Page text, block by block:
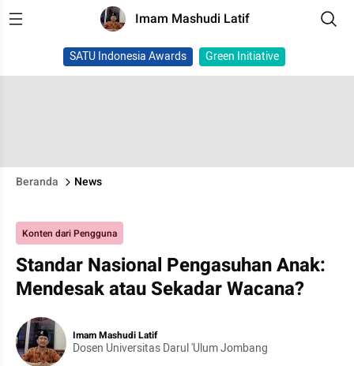
Imam Mashudi Latif
SATU Indonesia Awards Green Initiative
Beranda News
Konten dari Pengguna
Standar Nasional Pengasuhan Anak:
Mendesak atau Sekadar Wacana?
Imam Mashudi Latif
Dosen Universitas Darul 'Ulum Jombang